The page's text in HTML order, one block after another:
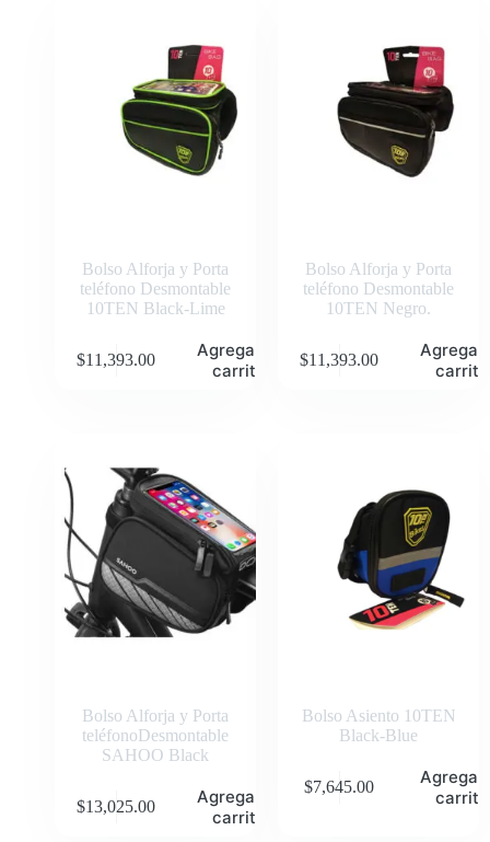
Bolso Alforja y Porta
teléfono Desmontable
10TEN Black-Lime
$11,393.00
Agregar al
carrito
Bolso Alforja y Porta
teléfono Desmontable
10TEN Negro.
$11,393.00
Agregar
carrito
Bolso Alforja y Porta
teléfonoDesmontable
SAHOO Black
$13,025.00
Agregar al
carrito
Bolso Asiento 10TEN
Black-Blue
$7,645.00
Agregar
carrito